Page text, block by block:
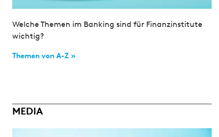
Welche Themen im Banking sind für Finanzinstitute
wichtig?
Themen von A-Z »
MEDIA